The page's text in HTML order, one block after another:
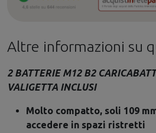
Altre informazioni su
2 BATTERIE M12 B2
VALIGETTA INCLUSI
Molto compatto, soli 109
accedere in spazi ristretti